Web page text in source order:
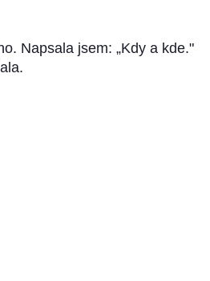
Napsala jsem: „Kdy a kde."